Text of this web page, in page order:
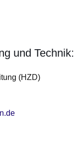
und Technik:
(HZD)